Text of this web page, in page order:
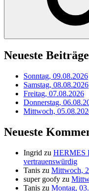
Neueste Beiträge
Sonntag, 09.08.2026
Samstag, 08.08.2026
Freitag, 07.08.2026
Donnerstag,
Mittwoch,
Neueste
Ingrid zu HERMES
vertrauenswürdig
Tanis zu Mittwoch,
super goofy zu
Tanis zu Montag,